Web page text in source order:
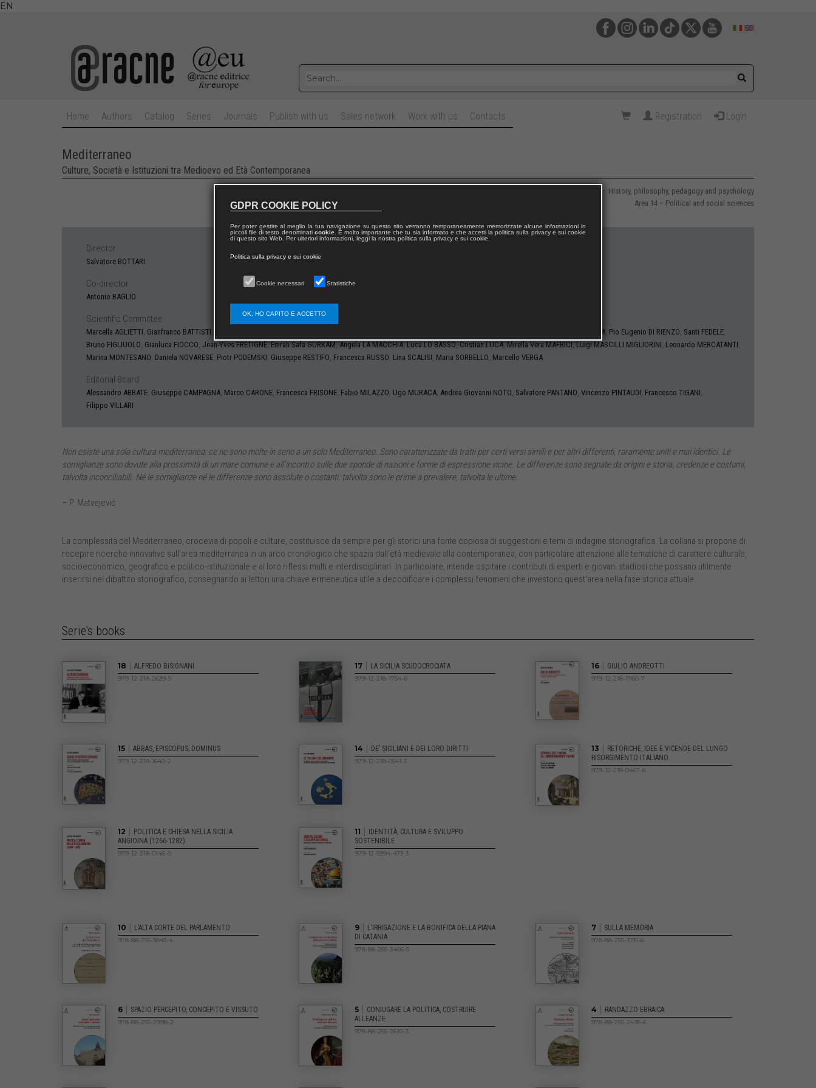
EN
Home Authors Catalog Series Journals Publish with us Sales network Work with us Contacts Registration Login
Mediterraneo
Culture, Società e Istituzioni tra Medioevo ed Età Contemporanea
Area 11 – History, philosophy, pedagogy and psychology
Area 14 – Political and social sciences
Director
Salvatore BOTTARI
Co-director
Antonio BAGLIO
Scientific Committee
Marcella AGLIETTI, Gianfranco BATTISTI DALENA, Pio Eugenio DI RIENZO, Santi FEDELE,
Bruno FIGLIUOLO, Gianluca FIOCCO, Jean-YvesFRÉTIGNÉ,Emrah SafaGÜRKAM,AngelaLA MACCHIA,LucaLO BASSO,CristianLUCA,Mirella VeraMAFRICI,LuigiMASCILLI MIGLIORINI, Leonardo MERCATANTI,
Marina MONTESANO, Daniela NOVARESE, Piotr PODEMSKI, Giuseppe RESTIFO, Francesca RUSSO, Lina SCALISI, Maria SORBELLO, Marcello VERGA
Editorial Board
Alessandro ABBATE, Giuseppe CAMPAGNA, Marco CARONE, Francesca FRISONE, Fabio MILAZZO, Ugo MURACA, Andrea Giovanni NOTO, Salvatore PANTANO, Vincenzo PINTAUDI, Francesco TIGANI,
Filippo VILLARI
Non esiste una sola cultura mediterranea: ce ne sono molte in seno a un solo Mediterraneo. Sono caratterizzate da tratti per certi versi simili e per altri differenti, raramente uniti e mai identici. Le
somiglianze sono dovute alla prossimità di un mare comune e all’incontro sulle due sponde di nazioni e forme di espressione vicine. Le differenze sono segnate da origini e storia, credenze e costumi,
talvolta inconciliabili. Né le somiglianze né le differenze sono assolute o costanti: talvolta sono le prime a prevalere, talvolta le ultime.
– P. Matvejević
La complessità del Mediterraneo, crocevia di popoli e culture, costituisce da sempre per gli storici una fonte copiosa di suggestioni e temi di indagine storiografica. La collana si propone di
recepire ricerche innovative sull’area mediterranea in un arco cronologico che spazia dall’età medievale alla contemporanea, con particolare attenzione alle tematiche di carattere culturale,
socioeconomico, geografico e politico-istituzionale e ai loro riflessi multi e interdisciplinari. In particolare, intende ospitare i contributi di esperti e giovani studiosi che possano utilmente
inserirsi nel dibattito storiografico, consegnando ai lettori una chiave ermeneutica utile a decodificare i complessi fenomeni che investono quest’area nella fase storica attuale.
Serie's books
18 | ALFREDO BISIGNANI
979-12-218-2639-5
17 | LA SICILIA SCUDOCROCIATA
979-12-218-1754-6
16 | GIULIO ANDREOTTI
979-12-218-1760-7
15 | ABBAS, EPISCOPUS, DOMINUS
979-12-218-1640-2
14 | DE’ SICILIANI E DEI LORO DIRITTI
979-12-218-0541-3
13 | RETORICHE, IDEE E VICENDE DEL LUNGO
RISORGIMENTO ITALIANO
979-12-218-0467-6
12 | POLITICA E CHIESA NELLA SICILIA
ANGIOINA (1266-1282)
979-12-218-0146-0
11 | IDENTITÀ, CULTURA E SVILUPPO
SOSTENIBILE
979-12-5994-473-3
10 | L’ALTA CORTE DEL PARLAMENTO
978-88-255-3843-4
9 | L’IRRIGAZIONE E LA BONIFICA DELLA PIANA
DI CATANIA
978-88-255-3466-5
7 | SULLA MEMORIA
978-88-255-3191-6
6 | SPAZIO PERCEPITO, CONCEPITO E VISSUTO
978-88-255-2998-2
5 | CONIUGARE LA POLITICA, COSTRUIRE
ALLEANZE
978-88-255-2610-3
4 | RANDAZZO EBRAICA
978-88-255-2495-6
GDPR COOKIE POLICY
Per poter gestire al meglio la tua navigazione su questo sito verranno temporaneamente memorizzate alcune informazioni in
piccoli file di testo denominati cookie. È molto importante che tu sia informato e che accetti la politica sulla privacy e sui cookie
di questo sito Web. Per ulteriori informazioni, leggi la nostra politica sulla privacy e sui cookie.
Politica sulla privacy e sui cookie
Cookie necessari Statistiche
OK, HO CAPITO E ACCETTO